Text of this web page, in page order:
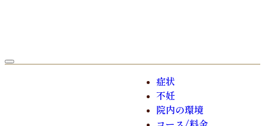
症状
不妊
院内の環境